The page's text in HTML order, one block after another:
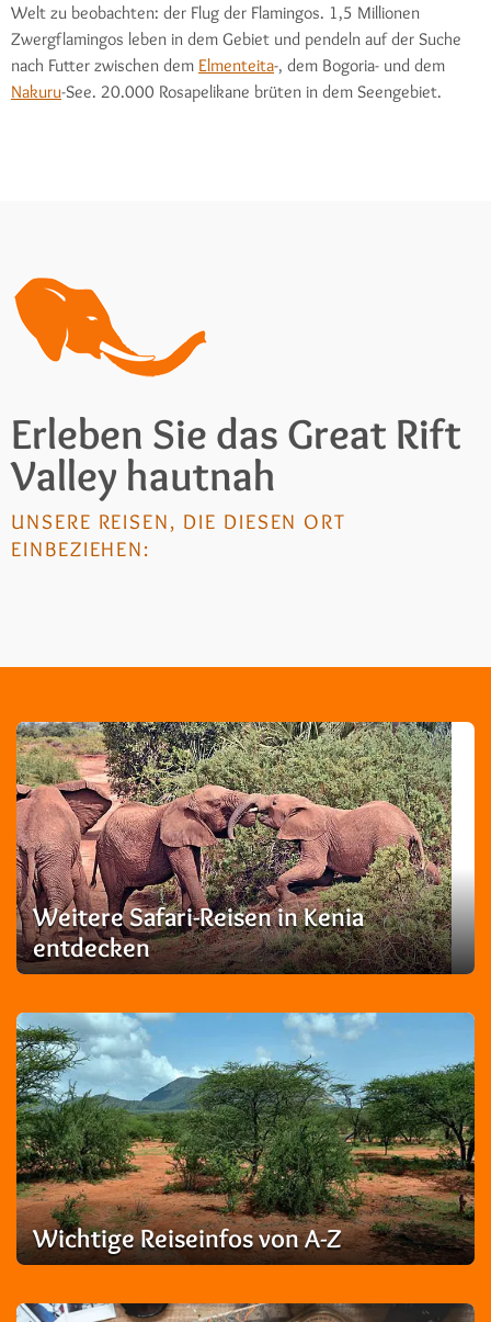
Welt zu beobachten: der Flug der Flamingos. 1,5 Millionen
Zwergflamingos leben in dem Gebiet und pendeln auf der Suche
nach Futter zwischen dem Elmenteita-, dem Bogoria- und dem
Nakuru-See. 20.000 Rosapelikane brüten in dem Seengebiet.
Erleben Sie das Great Rift
Valley hautnah
UNSERE REISEN, DIE DIESEN ORT
EINBEZIEHEN:
Weitere Safari-Reisen in Kenia
entdecken
Wichtige Reiseinfos von A-Z